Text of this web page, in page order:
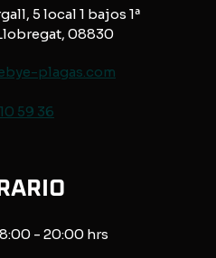
5 local 1 bajos 1ª
08830
plagas.com
59 36
- 20:00 hrs